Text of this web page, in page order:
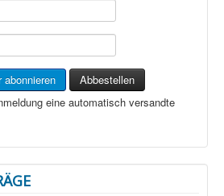
eine automatisch versandte